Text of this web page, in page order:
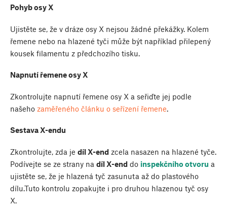
Pohyb osy X
Ujistěte se, že v dráze osy X nejsou žádné překážky. Kolem
řemene nebo na hlazené tyči může být například přilepený
kousek filamentu z předchozího tisku.
Napnutí řemene osy X
Zkontrolujte napnutí řemene osy X a seřiďte jej podle
našeho zaměřeného článku o seřízení řemene.
Sestava X-endu
Zkontrolujte, zda je díl X-end zcela nasazen na hlazené tyče.
Podívejte se ze strany na díl X-end do inspekčního otvoru a
ujistěte se, že je hlazená tyč zasunuta až do plastového
dílu.Tuto kontrolu zopakujte i pro druhou hlazenou tyč osy
X.